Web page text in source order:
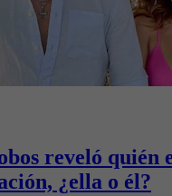
reveló quién
¿ella o él?